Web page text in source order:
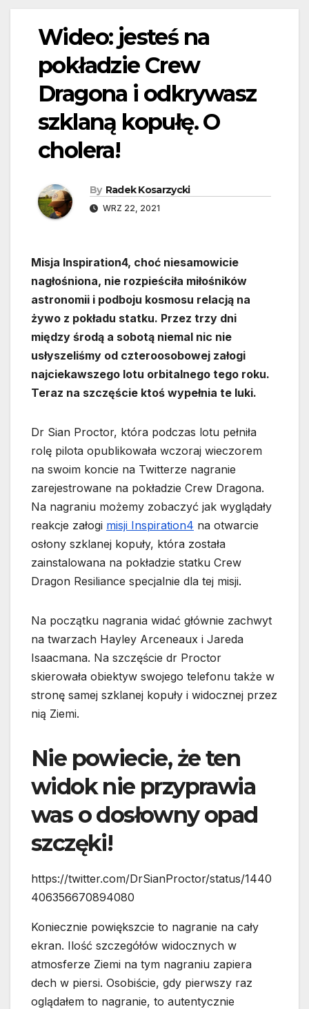
Wideo: jesteś na
pokładzie Crew
Dragona i odkrywasz
szklaną kopułę. O
cholera!
By Radek Kosarzycki
WRZ 22, 2021
Misja Inspiration4, choć niesamowicie
nagłośniona, nie rozpieściła miłośników
astronomii i podboju kosmosu relacją na
żywo z pokładu statku. Przez trzy dni
między środą a sobotą niemal nic nie
usłyszeliśmy od czteroosobowej załogi
najciekawszego lotu orbitalnego tego roku.
Teraz na szczęście ktoś wypełnia te luki.
Dr Sian Proctor, która podczas lotu pełniła
rolę pilota opublikowała wczoraj wieczorem
na swoim koncie na Twitterze nagranie
zarejestrowane na pokładzie Crew Dragona.
Na nagraniu możemy zobaczyć jak wyglądały
reakcje załogi misji Inspiration4 na otwarcie
osłony szklanej kopuły, która została
zainstalowana na pokładzie statku Crew
Dragon Resiliance specjalnie dla tej misji.
Na początku nagrania widać głównie zachwyt
na twarzach Hayley Arceneaux i Jareda
Isaacmana. Na szczęście dr Proctor
skierowała obiektyw swojego telefonu także w
stronę samej szklanej kopuły i widocznej przez
nią Ziemi.
Nie powiecie, że ten
widok nie przyprawia
was o dosłowny opad
szczęki!
https://twitter.com/DrSianProctor/status/1440
406356670894080
Koniecznie powiększcie to nagranie na cały
ekran. Ilość szczegółów widocznych w
atmosferze Ziemi na tym nagraniu zapiera
dech w piersi. Osobiście, gdy pierwszy raz
oglądałem to nagranie, to autentycznie